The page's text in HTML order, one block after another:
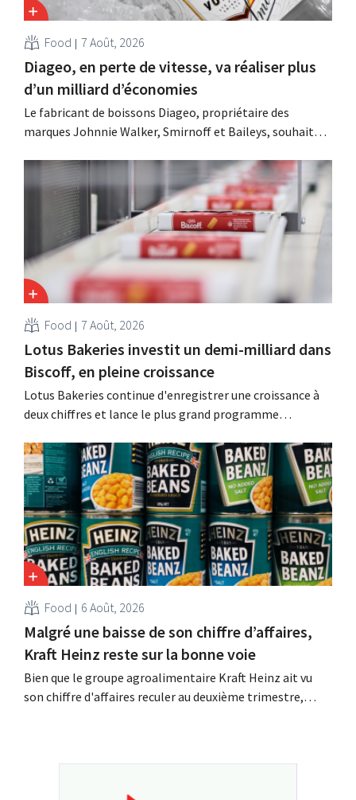
Food 7 Août, 2026
Diageo, en perte de vitesse, va réaliser plus
d’un milliard d’économies
Le fabricant de boissons Diageo, propriétaire des
marques Johnnie Walker, Smirnoff et Baileys, souhaite,
considérablement ses coûts tout en investissant dans la
croissance, notamment pour Guinness et les cocktails
prêts à boire.
Food 7 Août, 2026
Lotus Bakeries investit un demi-milliard dans
Biscoff, en pleine croissance
Lotus Bakeries continue d'enregistrer une croissance à
deux chiffres et lance le plus grand programme
capacité de production de Biscoff : « Nous devons saisir
cette opportunité ».
Food 6 Août, 2026
Malgré une baisse de son chiffre d’affaires,
Kraft Heinz reste sur la bonne voie
Bien que le groupe agroalimentaire Kraft Heinz ait vu
son chiffre d'affaires reculer au deuxième trimestre,